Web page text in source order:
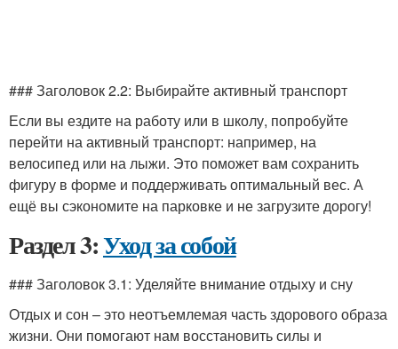
### Заголовок 2.2: Выбирайте активный транспорт
Если вы ездите на работу или в школу, попробуйте
перейти на активный транспорт: например, на
велосипед или на лыжи. Это поможет вам сохранить
фигуру в форме и поддерживать оптимальный вес. А
ещё вы сэкономите на парковке и не загрузите дорогу!
Раздел 3:Уход за собой
### Заголовок 3.1: Уделяйте внимание отдыху и сну
Отдых и сон – это неотъемлемая часть здорового образа
жизни. Они помогают нам восстановить силы и